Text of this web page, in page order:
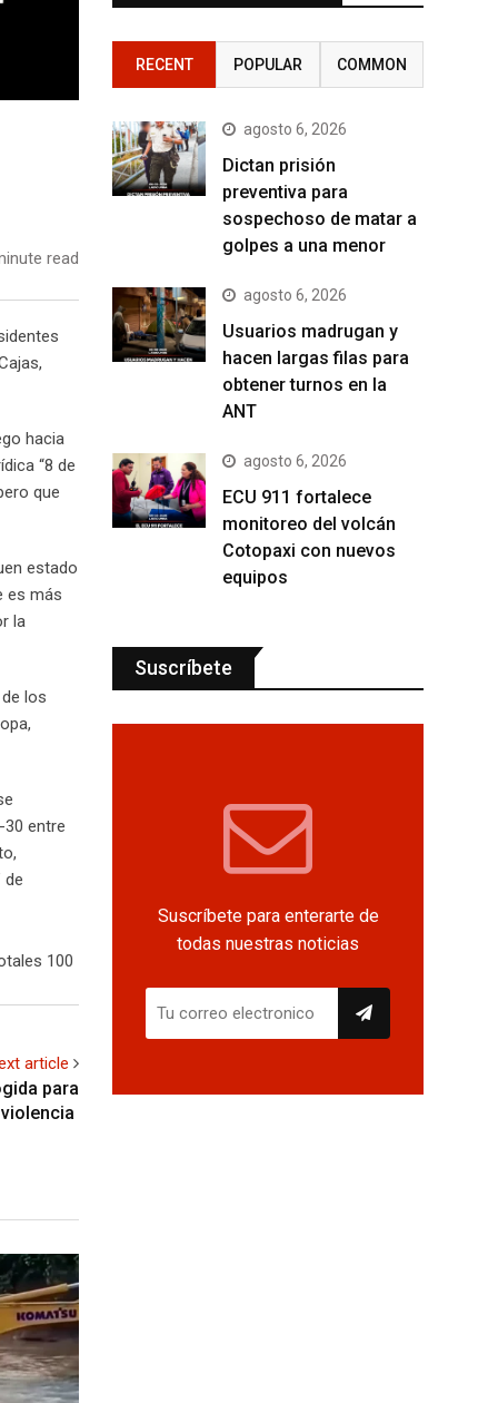
read
hacia
“8 de
que
estado
es más
la
los
30 entre
de
100
article
para
RECENT POPULAR COMMON
agosto 6, 2026
Dictan prisión
preventiva para
sospechoso de matar a
golpes a una menor
agosto 6, 2026
Usuarios madrugan y
hacen largas filas para
obtener turnos en la
ANT
agosto 6, 2026
ECU 911 fortalece
monitoreo del volcán
Cotopaxi con nuevos
equipos
Suscríbete
Suscríbete para enterarte de
todas nuestras noticias